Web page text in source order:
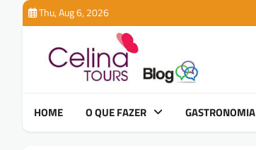
Thu, Aug 6, 2026
HOME O QUE FAZER GASTRONOMIA